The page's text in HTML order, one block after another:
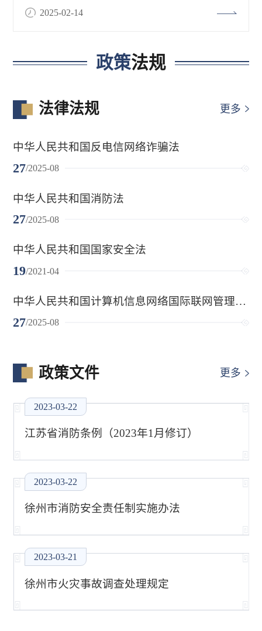
2024年度消防工作优秀单位和个人进行表彰，
校是唯一获得表彰的在徐高校。这是我校巩固
高质量平安校园建设的又一重要成果，也是对
悉，徐州市此次面向全市92家一级消防重点单
位开展消防工作优秀单位评选表彰工作，旨
2025-02-14
政策法规
法律法规 更多
中华人民共和国反电信网络诈骗法
27/2025-08
中华人民共和国消防法
27/2025-08
中华人民共和国国家安全法
19/2021-04
中华人民共和国计算机信息网络国际联网管理暂
行规定实施办法
27/2025-08
政策文件 更多
2023-03-22
江苏省消防条例（2023年1月修订）
2023-03-22
徐州市消防安全责任制实施办法
2023-03-21
徐州市火灾事故调查处理规定